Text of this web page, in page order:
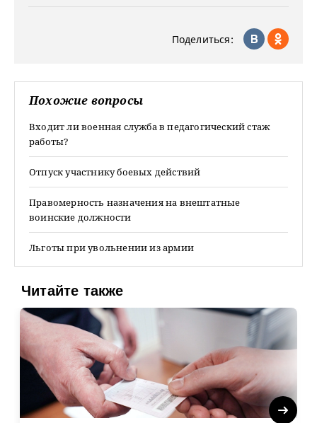
Поделиться:
Похожие вопросы
Входит ли военная служба в педагогический стаж
работы?
Отпуск участнику боевых действий
Правомерность назначения на внештатные
воинские должности
Льготы при увольнении из армии
Читайте также
Next